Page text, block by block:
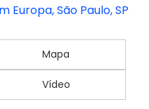
Europa, São Paulo, SP
Mapa
Vídeo